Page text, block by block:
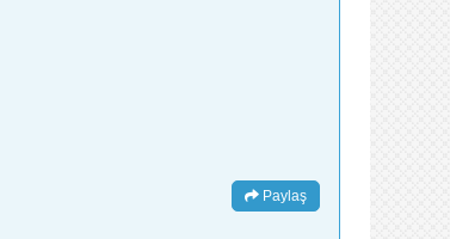
Paylaş